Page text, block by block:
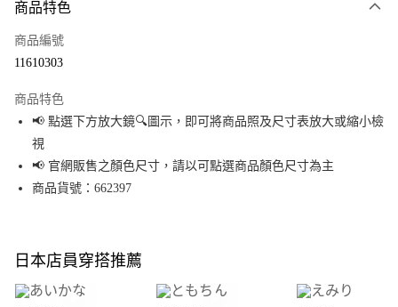
信用卡一次付款
Apple Pay
街口支付
悠遊付
全盈+PAY
大哥付你分期
商品特色
商品編號
11610303
商品特色
📢 點選下方放大鏡🔍圖示，即可將商品照及尺寸表放大或縮小檢
視
📢 官網販售之顏色尺寸，請以可點選商品顏色尺寸為主
商品貨號：662397
日本店員穿搭推薦